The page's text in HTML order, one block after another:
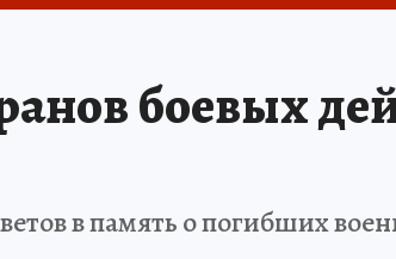
боевых
в память о погибших